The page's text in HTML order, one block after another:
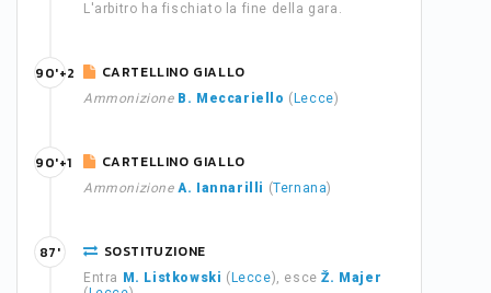
L'arbitro ha fischiato la fine della gara.
CARTELLINO GIALLO
Ammonizione B. Meccariello ( Lecce)
90'+2
CARTELLINO GIALLO
Ammonizione A. Iannarilli (Ternana)
90'+1
SOSTITUZIONE
Entra M. Listkowski ( Lecce), esceŽ. Majer
87'